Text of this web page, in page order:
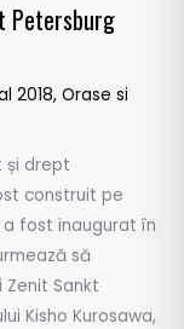
Petersburg
2018, Orase si
și drept
construit pe
a fost inaugurat în
să
Sankt
Kisho Kurosawa,